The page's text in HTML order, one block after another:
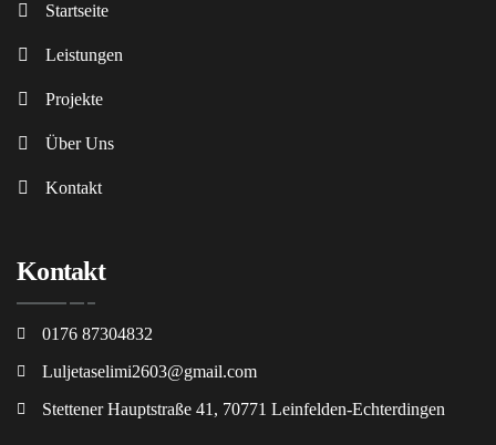
Startseite
Leistungen
Projekte
Über Uns
Kontakt
Kontakt
0176 87304832
Luljetaselimi2603@gmail.com
Stettener Hauptstraße 41, 70771 Leinfelden-Echterdingen